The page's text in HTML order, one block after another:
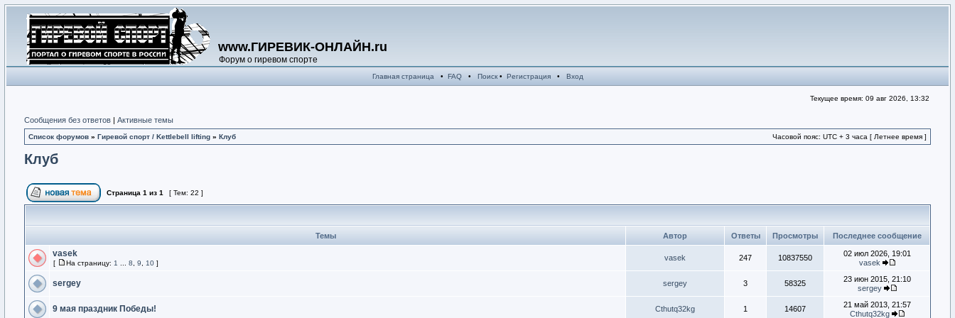
www.ГИРЕВИК-ОНЛАЙН.ru
Форум о гиревом спорте
Главная страница • FAQ• Поиск• Регистрация• Вход
Текущее время: 09 авг 2026, 13:32
Сообщения без ответов | Активные темы
Список форумов » Гиревой спорт / Kettlebell lifting » Клуб Часовой пояс: UTC + 3 часа [ Летнее время ]
Клуб
Страница 1 из 1 [ Тем: 22 ]
Темы Автор Ответы Просмотры Последнее сообщение
vasek
[ На страницу: 1 8 9 10 ]
vasek 247 10837550
02 июл 2026, 19:01
vasek
sergey sergey 3 58325
23 июн 2015, 21:10
sergey
9 мая праздник Победы! Cthutq32kg 1 14607
21 май 2013, 21:57
Cthutq32kg